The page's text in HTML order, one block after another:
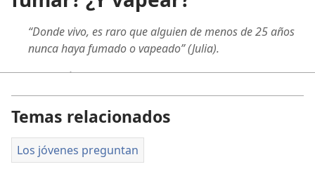
“Donde vivo, es raro que alguien de menos de 25 años
nunca haya fumado o vapeado” (Julia).
En este artículo, veremos lo siguiente:
¿Y la marihuana?
Temas relacionados
Los jóvenes preguntan